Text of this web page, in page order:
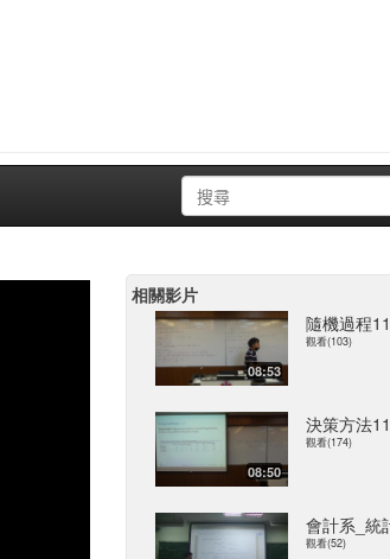
相關影片
08:53
隨機過程
觀看(103)
08:50
決策方法
觀看(174)
會計系_統
觀看(52)